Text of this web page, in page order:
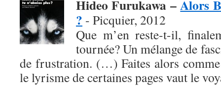
Hideo Furukawa –Alors
? - Picquier, 2012
Que m’en reste-t-il,
tournée? Un mélange de
de frustration. (…) Faites alors
le lyrisme de certaines pages vaut le